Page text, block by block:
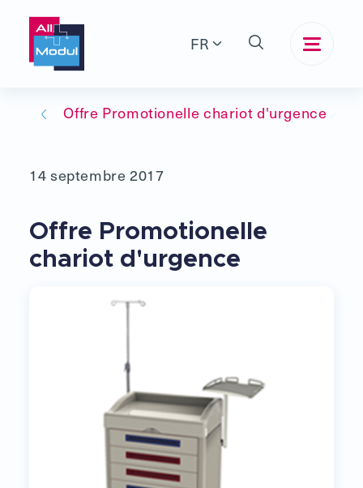
FR
Offre Promotionelle chariot d'urgence
14 septembre 2017
Offre Promotionelle
chariot d'urgence